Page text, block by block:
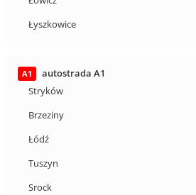
Łyszkowice
A1
autostrada A1
Stryków
Brzeziny
Łódź
Tuszyn
Srock